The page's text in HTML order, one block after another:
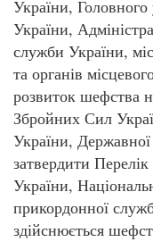
України, Головного
України,
служби України,
та органів
розвиток шефства
Збройних Сил
України,
затвердити
України,
прикордонної
здійснюється